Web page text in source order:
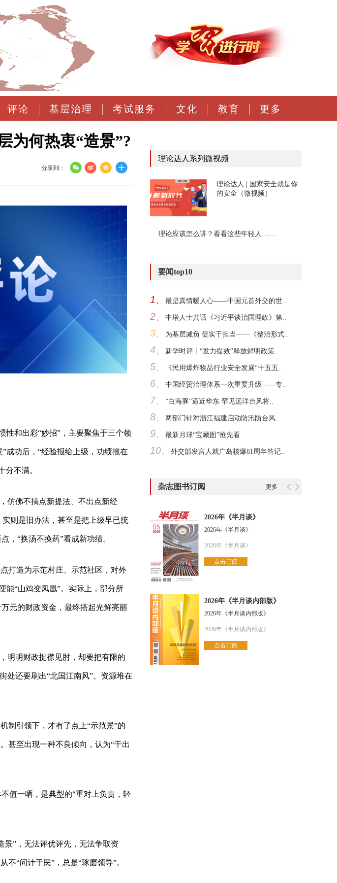
评论 基层治理 考试服务 文化 教育 更多
何热衷“造景”?
分享到：
性和出彩“妙招”，主要聚焦于三个领
成功后，“经验报给上级，功绩揽在
分不满。
仿佛不搞点新提法、不出点新经
则是旧办法，甚至是把上级早已统
，“换汤不换药”看成新功绩。
打造为示范村庄、示范社区，对外
能“山鸡变凤凰”。实际上，部分所
元的财政资金，最终搭起光鲜亮丽
明明财政捉襟见肘，却要把有限的
处还要刷出“北国江南风”。资源堆在
制引领下，才有了点上“示范景”的
甚至出现一种不良倾向，认为“干出
值一哂，是典型的“重对上负责，轻
景”，无法评优评先，无法争取资
“问计于民”，总是“琢磨领导”。
理论达人系列微视频
理论达人 | 国家安全就是你
的安全（微视频）
理论应该怎么讲？看看这些年轻人……
要闻top10
1、 最是真情暖人心——中国元首外交的世..
2、 中塔人士共话《习近平谈治国理政》第..
3、 为基层减负 促实干担当——《整治形式..
4、 新华时评丨“发力提效”释放鲜明政策..
5、 《民用爆炸物品行业安全发展“十五五..
6、 中国经贸治理体系一次重要升级——专..
7、 “白海豚”逼近华东 罕见远洋台风将..
8、 两部门针对浙江福建启动防汛防台风..
9、 最新月球“宝藏图”抢先看
10、 外交部发言人就广岛核爆81周年答记..
杂志图书订阅 更多
2026年《半月谈》
2026年《半月谈》
2026年《半月谈》
点击订阅
2026年《半月谈内部版》
2026年《半月谈内部版》
2026年《半月谈内部版》
点击订阅